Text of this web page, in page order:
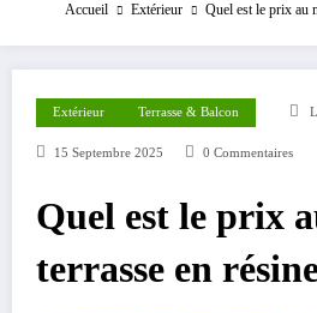
Accueil Extérieur Quel est le prix au
Extérieur Terrasse & Balcon
15 Septembre 2025 0 Commentaires
Quel est le prix
terrasse en